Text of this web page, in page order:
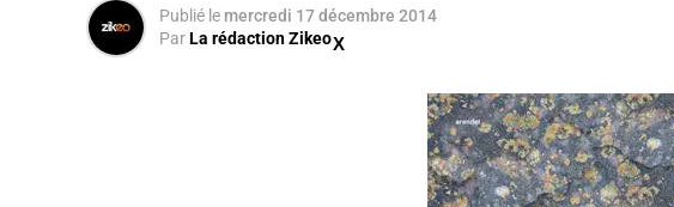
Publié le mercredi 17 décembre 2014
ParLa rédaction Zikeo